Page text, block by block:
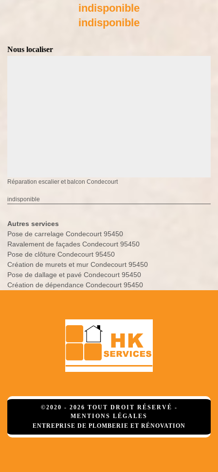
indisponible
indisponible
Nous localiser
Réparation escalier et balcon Condecourt
indisponible
Autres services
Pose de carrelage Condecourt 95450
Ravalement de façades Condecourt 95450
Pose de clôture Condecourt 95450
Création de murets et mur Condecourt 95450
Pose de dallage et pavé Condecourt 95450
Création de dépendance Condecourt 95450
©2020 - 2026 TOUT DROIT RÉSERVÉ -
MENTIONS LÉGALES
ENTREPRISE DE PLOMBERIE ET RÉNOVATION